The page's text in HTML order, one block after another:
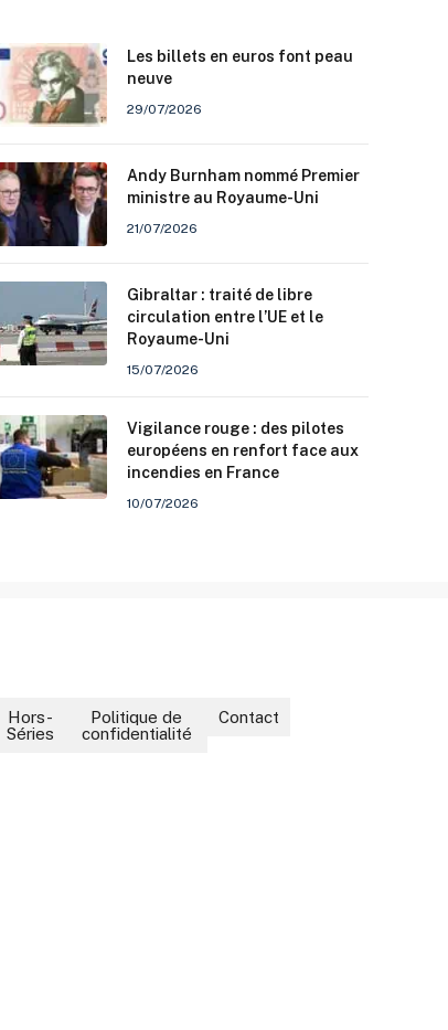
Les billets en euros font peau
neuve
29/07/2026
Andy Burnham nommé Premier
ministre au Royaume-Uni
21/07/2026
Gibraltar : traité de libre
circulation entre l’UE et le
Royaume-Uni
15/07/2026
Vigilance rouge : des pilotes
européens en renfort face aux
incendies en France
10/07/2026
Hors-
Séries
Politique de
confidentialité
Contact